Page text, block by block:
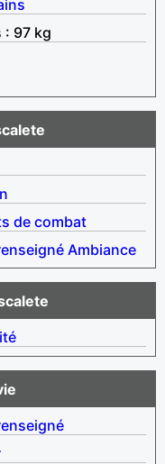
: 97 kg
de combat
Ambiance